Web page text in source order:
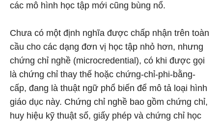
các mô hình học tập mới cũng bùng nổ.
Chưa có một định nghĩa được chấp nhận trên toàn
cầu cho các dạng đơn vị học tập nhỏ hơn, nhưng
chứng chỉ nghề (microcredential), có khi được gọi
là chứng chỉ thay thế hoặc chứng-chỉ-phi-bằng-
cấp, đang là thuật ngữ phổ biến để mô tả loại hình
giáo dục này. Chứng chỉ nghề bao gồm chứng chỉ,
huy hiệu kỹ thuật số, giấy phép và chứng chỉ học